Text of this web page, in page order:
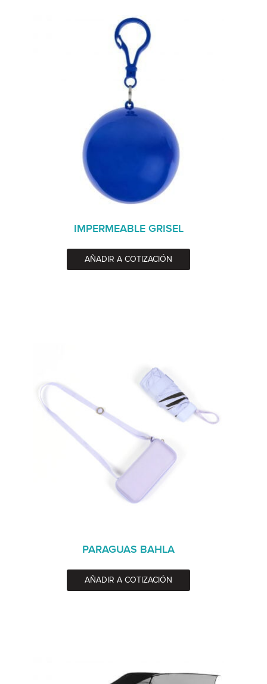
IMPERMEABLE GRISEL
AÑADIR A COTIZACIÓN
PARAGUAS BAHLA
AÑADIR A COTIZACIÓN